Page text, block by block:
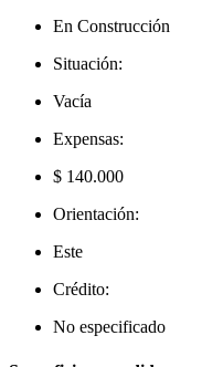
En Construcción
Situación:
Vacía
Expensas:
$ 140.000
Orientación:
Este
Crédito:
No especificado